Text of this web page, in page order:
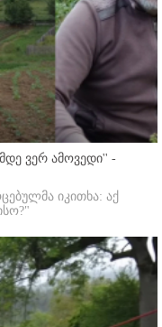
ვერ ამოვედი'' -
იკითხა: აქ